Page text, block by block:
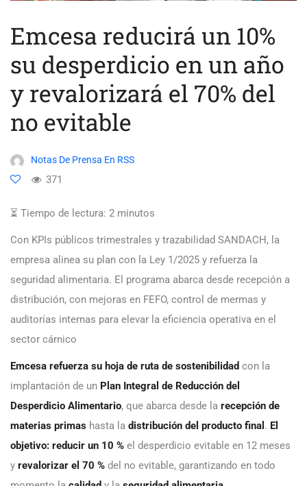
Emcesa reducirá un 10%
su desperdicio en un año
y revalorizará el 70% del
no evitable
Notas De Prensa En RSS
371
⏳ Tiempo de lectura: 2 minutos
Con KPIs públicos trimestrales y trazabilidad SANDACH, la
empresa alinea su plan con la Ley 1/2025 y refuerza la
seguridad alimentaria. El programa abarca desde recepción a
distribución, con mejoras en FEFO, control de mermas y
auditorías internas para elevar la eficiencia operativa en el
sector cárnico
Emcesa refuerza su hoja de ruta de sostenibilidad con la
implantación de un Plan Integral de Reducción del
Desperdicio Alimentario, que abarca desde la recepción de
materias primas hasta la distribución del producto final . El
objetivo: reducir un 10 % el desperdicio evitable en 12 meses
y revalorizar el 70 % del no evitable, garantizando en todo